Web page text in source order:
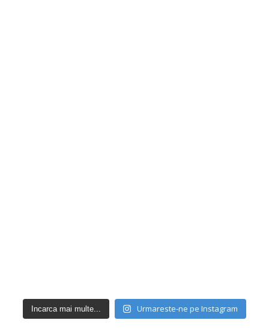
Incarca mai multe... Urmareste-ne pe Instagram